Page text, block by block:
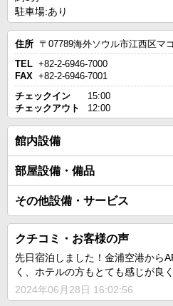
駐車場:あり
住所 〒07789海外ソウル市江西区マ
TEL
FAX
+82-2-6946-7000
+82-2-6946-7001
チェックイン
15:00
チェックアウト
12:00
館内設備
部屋設備・備品
その他設備・サービス
クチコミ・お客様の声
先日宿泊しました！金浦空港から
く、ホテルの方もとても感じが良
2024年06月28日 16:02:56